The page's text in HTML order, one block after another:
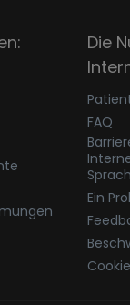
Die
FAQ
Ein